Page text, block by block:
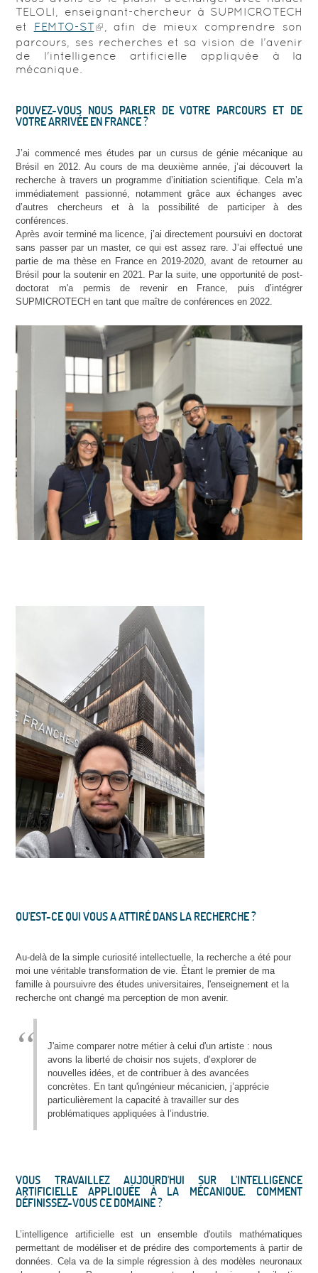
TELOLI, enseignant-chercheur à SUPMICROTECH
et FEMTO-ST
, afin de mieux comprendre son
parcours, ses recherches et sa vision de l’avenir
de l'intelligence artificielle appliquée à la
mécanique.
POUVEZ-VOUS NOUS PARLER DE VOTRE PARCOURS ET DE
VOTRE ARRIVÉE EN FRANCE ?
J’ai commencé mes études par un cursus de génie mécanique au
Brésil en 2012. Au cours de ma deuxième année, j’ai découvert la
recherche à travers un programme d’initiation scientifique. Cela m’a
immédiatement passionné, notamment grâce aux échanges avec
d’autres chercheurs et à la possibilité de participer à des
conférences.
Après avoir terminé ma licence, j’ai directement poursuivi en doctorat
sans passer par un master, ce qui est assez rare. J’ai effectué une
partie de ma thèse en France en 2019-2020, avant de retourner au
Brésil pour la soutenir en 2021. Par la suite, une opportunité de post-
doctorat m'a permis de revenir en France, puis d’intégrer
SUPMICROTECH en tant que maître de conférences en 2022.
QU'EST-CE QUI VOUS A ATTIRÉ DANS LA RECHERCHE ?
Au-delà de la simple curiosité intellectuelle, la recherche a été pour
moi une véritable transformation de vie. Étant le premier de ma
famille à poursuivre des études universitaires, l'enseignement et la
recherche ont changé ma perception de mon avenir.
J'aime comparer notre métier à celui d'un artiste : nous
avons la liberté de choisir nos sujets, d’explorer de
nouvelles idées, et de contribuer à des avancées
concrètes. En tant qu'ingénieur mécanicien, j’apprécie
particulièrement la capacité à travailler sur des
problématiques appliquées à l’industrie.
VOUS TRAVAILLEZ AUJOURD'HUI SUR L'INTELLIGENCE
ARTIFICIELLE APPLIQUÉE À LA MÉCANIQUE. COMMENT
DÉFINISSEZ-VOUS CE DOMAINE ?
L’intelligence artificielle est un ensemble d'outils mathématiques
permettant de modéliser et de prédire des comportements à partir de
données. Cela va de la simple régression à des modèles neuronaux